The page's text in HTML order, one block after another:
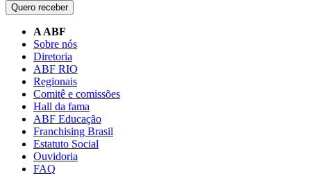
Quero receber
A ABF
Sobre nós
Diretoria
ABF RIO
Regionais
Comitê e comissões
Hall da fama
ABF Educação
Franchising Brasil
Estatuto Social
Ouvidoria
FAQ